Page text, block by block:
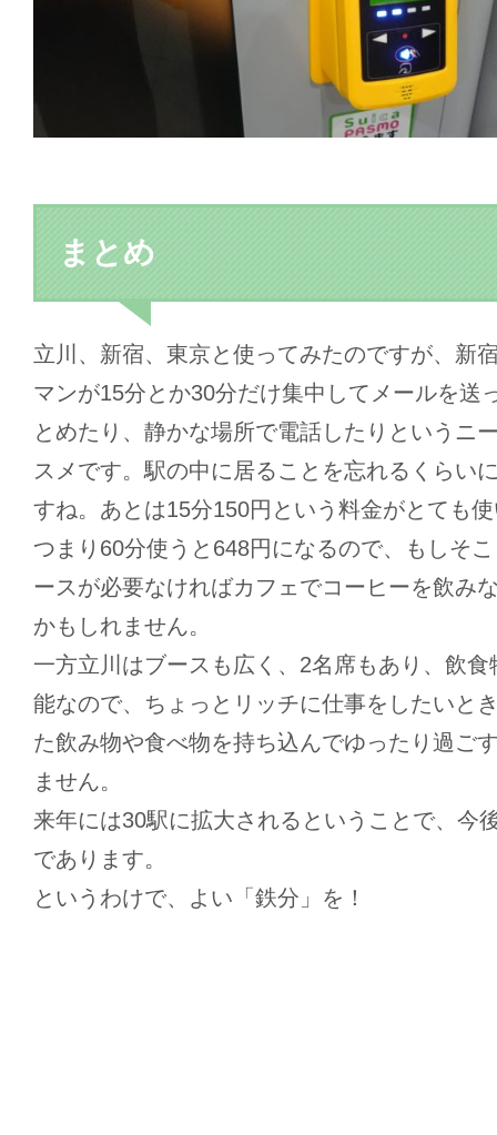
まとめ
立川、新宿、東京と使ってみたのですが、新
マンが15分とか30分だけ集中してメールを送
とめたり、静かな場所で電話したりというニ
スメです。駅の中に居ることを忘れるくらい
すね。あとは15分150円という料金がとても
つまり60分使うと648円になるので、もしそ
ースが必要なければカフェでコーヒーを飲み
かもしれません。
一方立川はブースも広く、2名席もあり、飲
能なので、ちょっとリッチに仕事をしたいと
た飲み物や食べ物を持ち込んでゆったり過ご
ません。
来年には30駅に拡大されるということで、今
であります。
というわけで、よい「鉄分」を！